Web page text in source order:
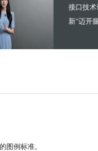
接口技
新“迈开
图例标准。